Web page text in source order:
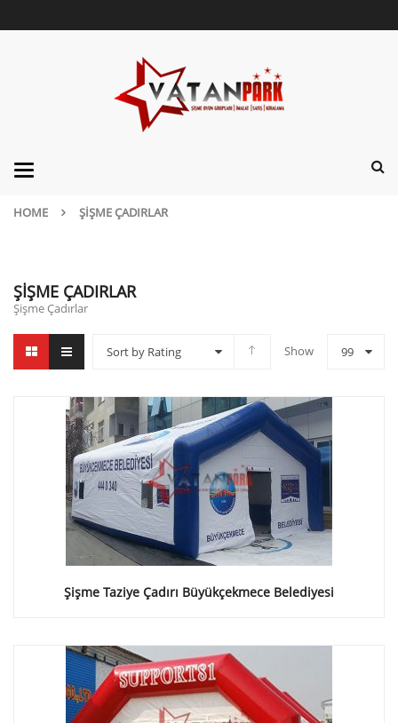
Categories
HOME ŞIŞME ÇADIRLAR
ŞIŞME ÇADIRLAR
Şişme Çadırlar
Sort by Rating Show 99
Şişme Taziye Çadırı Büyükçekmece Belediyesi